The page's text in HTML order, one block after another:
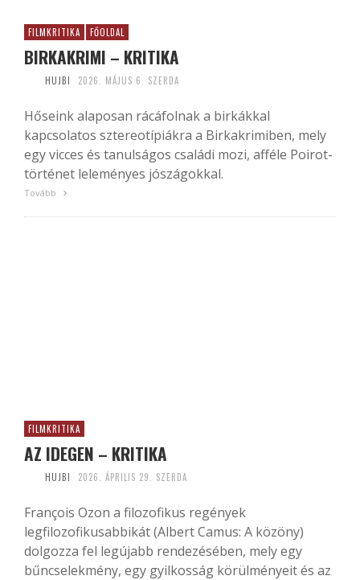
FILMKRITIKA FŐOLDAL
BIRKAKRIMI – KRITIKA
HUJBI 2026. MÁJUS 6. SZERDA
Hőseink alaposan rácáfolnak a birkákkal
kapcsolatos sztereotípiákra a Birkakrimiben, mely
egy vicces és tanulságos családi mozi, afféle Poirot-
történet leleményes jószágokkal.
Tovább
FILMKRITIKA
AZ IDEGEN – KRITIKA
HUJBI 2026. ÁPRILIS 29. SZERDA
François Ozon a filozofikus regények
legfilozofikusabbikát (Albert Camus: A közöny)
dolgozza fel legújabb rendezésében, mely egy
bűncselekmény, egy gyilkosság körülményeit és az